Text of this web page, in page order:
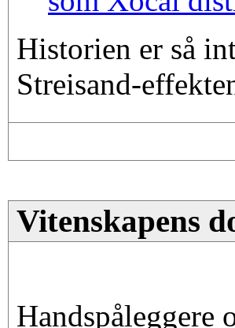
Historien er så
Streisand-
Vitenskapens
Handspåleggere